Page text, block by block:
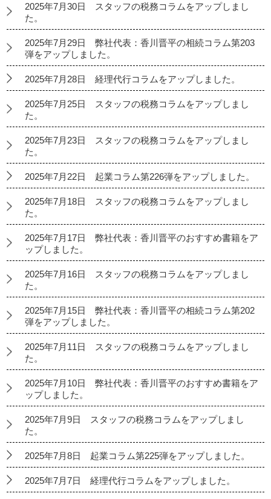
2025年7月30日 スタッフの税務コラムをアップしまし
た。
2025年7月29日 弊社代表：香川晋平の相続コラム第203
弾をアップしました。
2025年7月28日 経理代行コラムをアップしました。
2025年7月25日 スタッフの税務コラムをアップしまし
た。
2025年7月23日 スタッフの税務コラムをアップしまし
た。
2025年7月22日 起業コラム第226弾をアップしました。
2025年7月18日 スタッフの税務コラムをアップしまし
た。
2025年7月17日 弊社代表：香川晋平のおすすめ書籍をア
ップしました。
2025年7月16日 スタッフの税務コラムをアップしまし
た。
2025年7月15日 弊社代表：香川晋平の相続コラム第202
弾をアップしました。
2025年7月11日 スタッフの税務コラムをアップしまし
た。
2025年7月10日 弊社代表：香川晋平のおすすめ書籍をア
ップしました。
2025年7月9日 スタッフの税務コラムをアップしまし
た。
2025年7月8日 起業コラム第225弾をアップしました。
2025年7月7日 経理代行コラムをアップしました。